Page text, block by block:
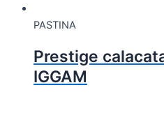
PASTINA
Prestige
IGGAM